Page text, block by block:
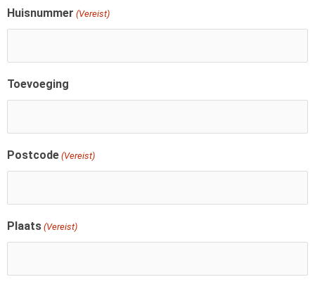
Huisnummer (Vereist)
Toevoeging
Postcode (Vereist)
Plaats (Vereist)